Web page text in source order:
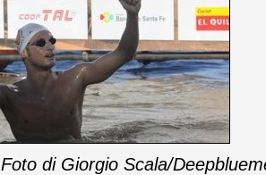
Foto di Giorgio Scala/